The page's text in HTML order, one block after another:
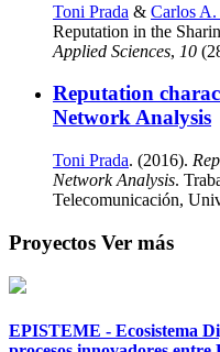
Toni Prada & Carlos A.
Reputation in the
Applied Sciences, 10
Reputation
Network Analysis
Toni Prada. (2016).
Network Analysis.
Telecomunicación,
Proyectos Ver más
EPISTEME - Ecosistema